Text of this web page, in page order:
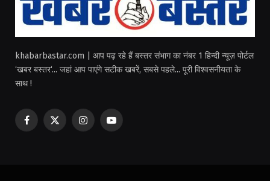
khabarbastar.com | आप पढ़ रहे हैं बस्तर संभाग का नंबर 1 हिन्दी न्यूज़ पोर्टल
‘खबर बस्तर‘... जहां आप पाएंगे सटीक खबरें, सबसे पहले... पूरी विश्वसनीयता के
साथ !
Facebook
X
InstagramYouTube